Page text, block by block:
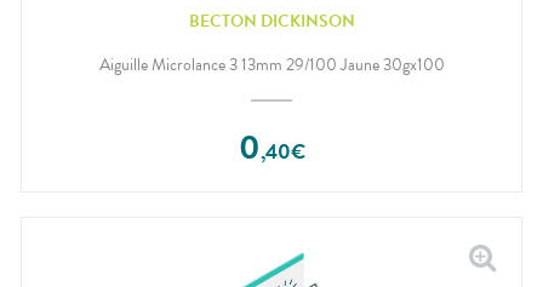
BECTON DICKINSON
Aiguille Microlance 3 13mm 29/100 Jaune 30gx100
0,40€